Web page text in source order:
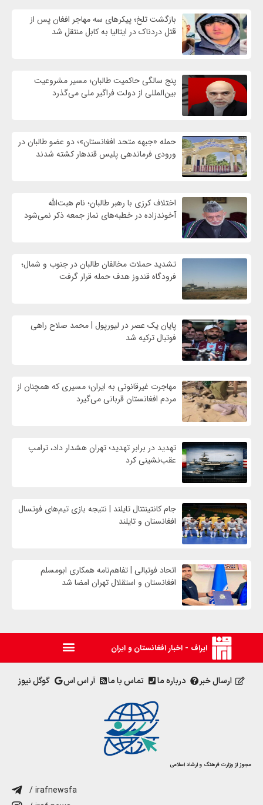
بازگشت تلخ؛ پیکرهای سه مهاجر افغان پس از
قتل دردناک در ایتالیا به کابل منتقل شد
پنج سالگی حاکمیت طالبان؛ مسیر مشروعیت
بین‌المللی از دولت فراگیر ملی می‌گذرد
حمله «جبهه متحد افغانستان»؛ دو عضو طالبان در
ورودی فرماندهی پلیس قندهار کشته شدند
اختلاف کرزی با رهبر طالبان؛ نام هبت‌الله
آخوندزاده در خطبه‌های نماز جمعه ذکر نمی‌شود
تشدید حملات مخالفان طالبان در جنوب و شمال؛
فرودگاه قندوز هدف حمله قرار گرفت
پایان یک عصر در لیورپول | محمد صلاح راهی
فوتبال ترکیه شد
مهاجرت غیرقانونی به ایران؛ مسیری که همچنان از
مردم افغانستان قربانی می‌گیرد
تهدید در برابر تهدید؛ تهران هشدار داد، ترامپ
عقب‌نشینی کرد
جام کانتیننتال تایلند | نتیجه بازی تیم‌های فوتسال
افغانستان و تایلند
اتحاد فوتبالی | تفاهم‌نامه همکاری ابومسلم
افغانستان و استقلال تهران امضا شد
ایراف - اخبار افغانستان و ایران
ارسال خبر درباره ما تماس با ما آر اس اس گوگل نیوز
مجوز از وزارت فرهنگ و ارشاد اسلامی
/ irafnewsfa